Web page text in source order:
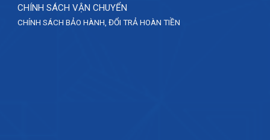
CHÍNH SÁCH VẬN CHUYỂN
CHÍNH SÁCH BẢO HÀNH, ĐỔI TRẢ HOÀN TIỀN